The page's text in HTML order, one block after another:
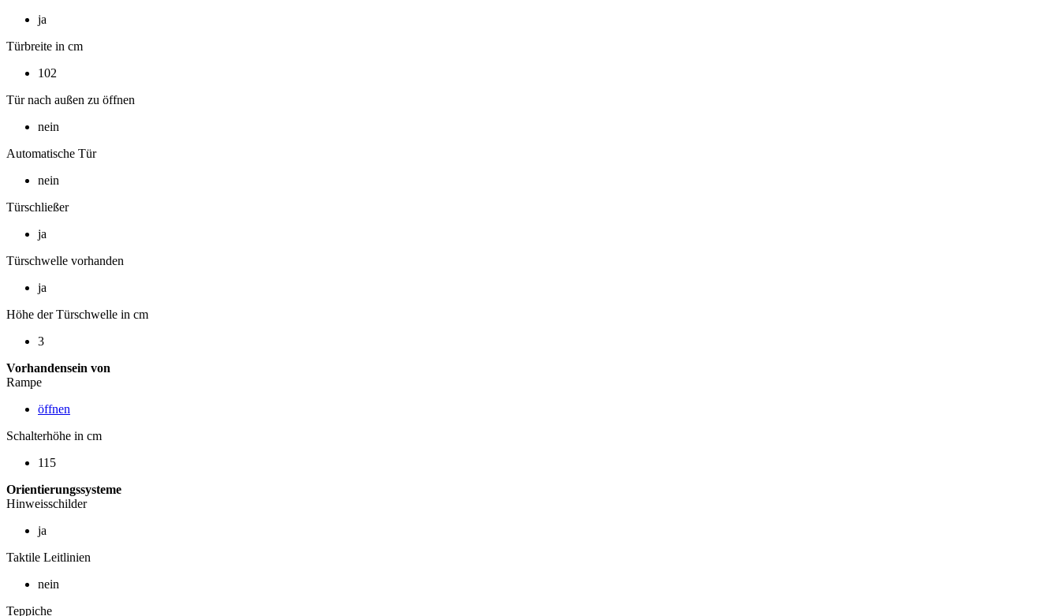
ja
Türbreite in cm
102
Tür nach außen zu öffnen
nein
Automatische Tür
nein
Türschließer
ja
Türschwelle vorhanden
ja
Höhe der Türschwelle in cm
3
Vorhandensein von
Rampe
öffnen
Schalterhöhe in cm
115
Orientierungssysteme
Hinweisschilder
ja
Taktile Leitlinien
nein
Teppiche